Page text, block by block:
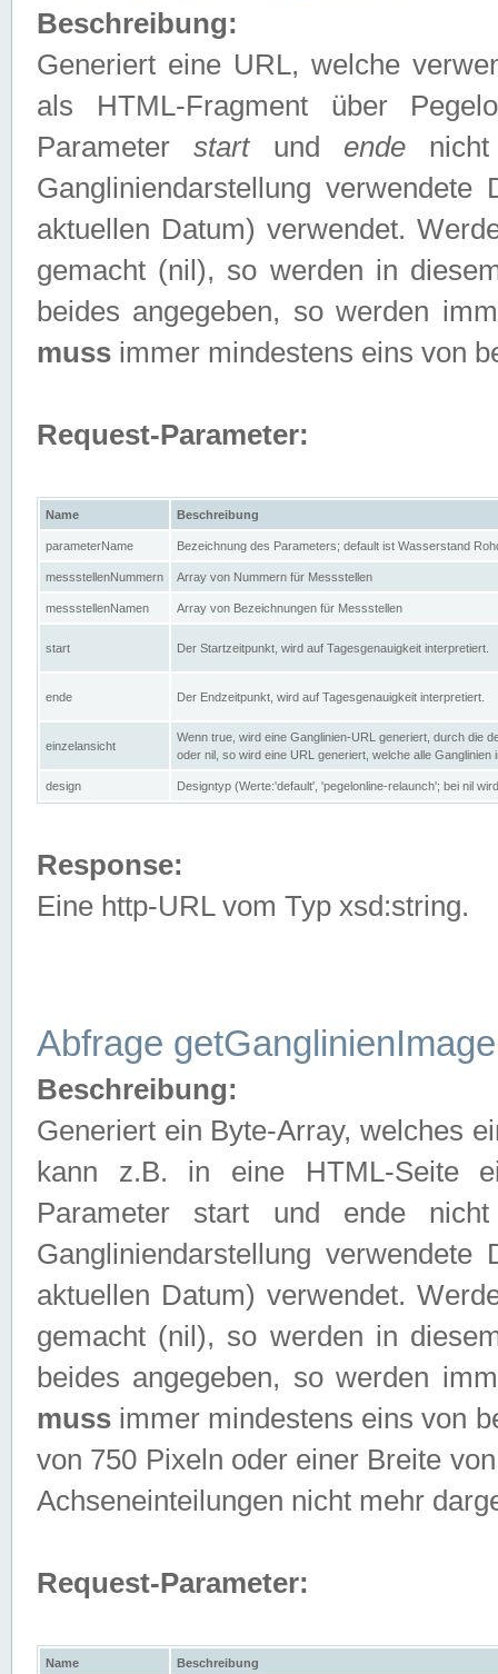
Beschreibung:
Generiert eine URL, welche
als HTML-Fragment über
Parameterstartund endenicht
Gangliniendarstellung
aktuellen Datum) verwendet.
gemacht (nil), so werden in
beides angegeben, so werden
muss immer mindestens eins von
Request-Parameter:
Name Beschreibung
parameterName Bezeichnung des Parameters; default ist Wasserstand
messstellenNummern Array von Nummern für Messstellen
messstellenNamen Array von Bezeichnungen für Messstellen
start Der Startzeitpunkt, wird auf Tagesgenauigkeit interpretiert.
ende Der Endzeitpunkt, wird auf Tagesgenauigkeit interpretiert.
einzelansicht
Wenn true, wird eine Ganglinien-URL generiert, durch die
oder nil, so wird eine URL generiert, welche alle Ganglinien
design Designtyp (Werte:'default', 'pegelonline-relaunch'; bei nil
Response:
Eine http-URL vom Typ xsd:string.
Abfrage getGanglinienImage
Beschreibung:
Generiert ein Byte-Array, welches
kann z.B. in eine HTML-Seite
Parameter start und ende
Gangliniendarstellung
aktuellen Datum) verwendet.
gemacht (nil), so werden in
beides angegeben, so werden
muss immer mindestens eins von
von 750 Pixeln oder einer Breite
Achseneinteilungen nicht mehr
Request-Parameter:
Name Beschreibung